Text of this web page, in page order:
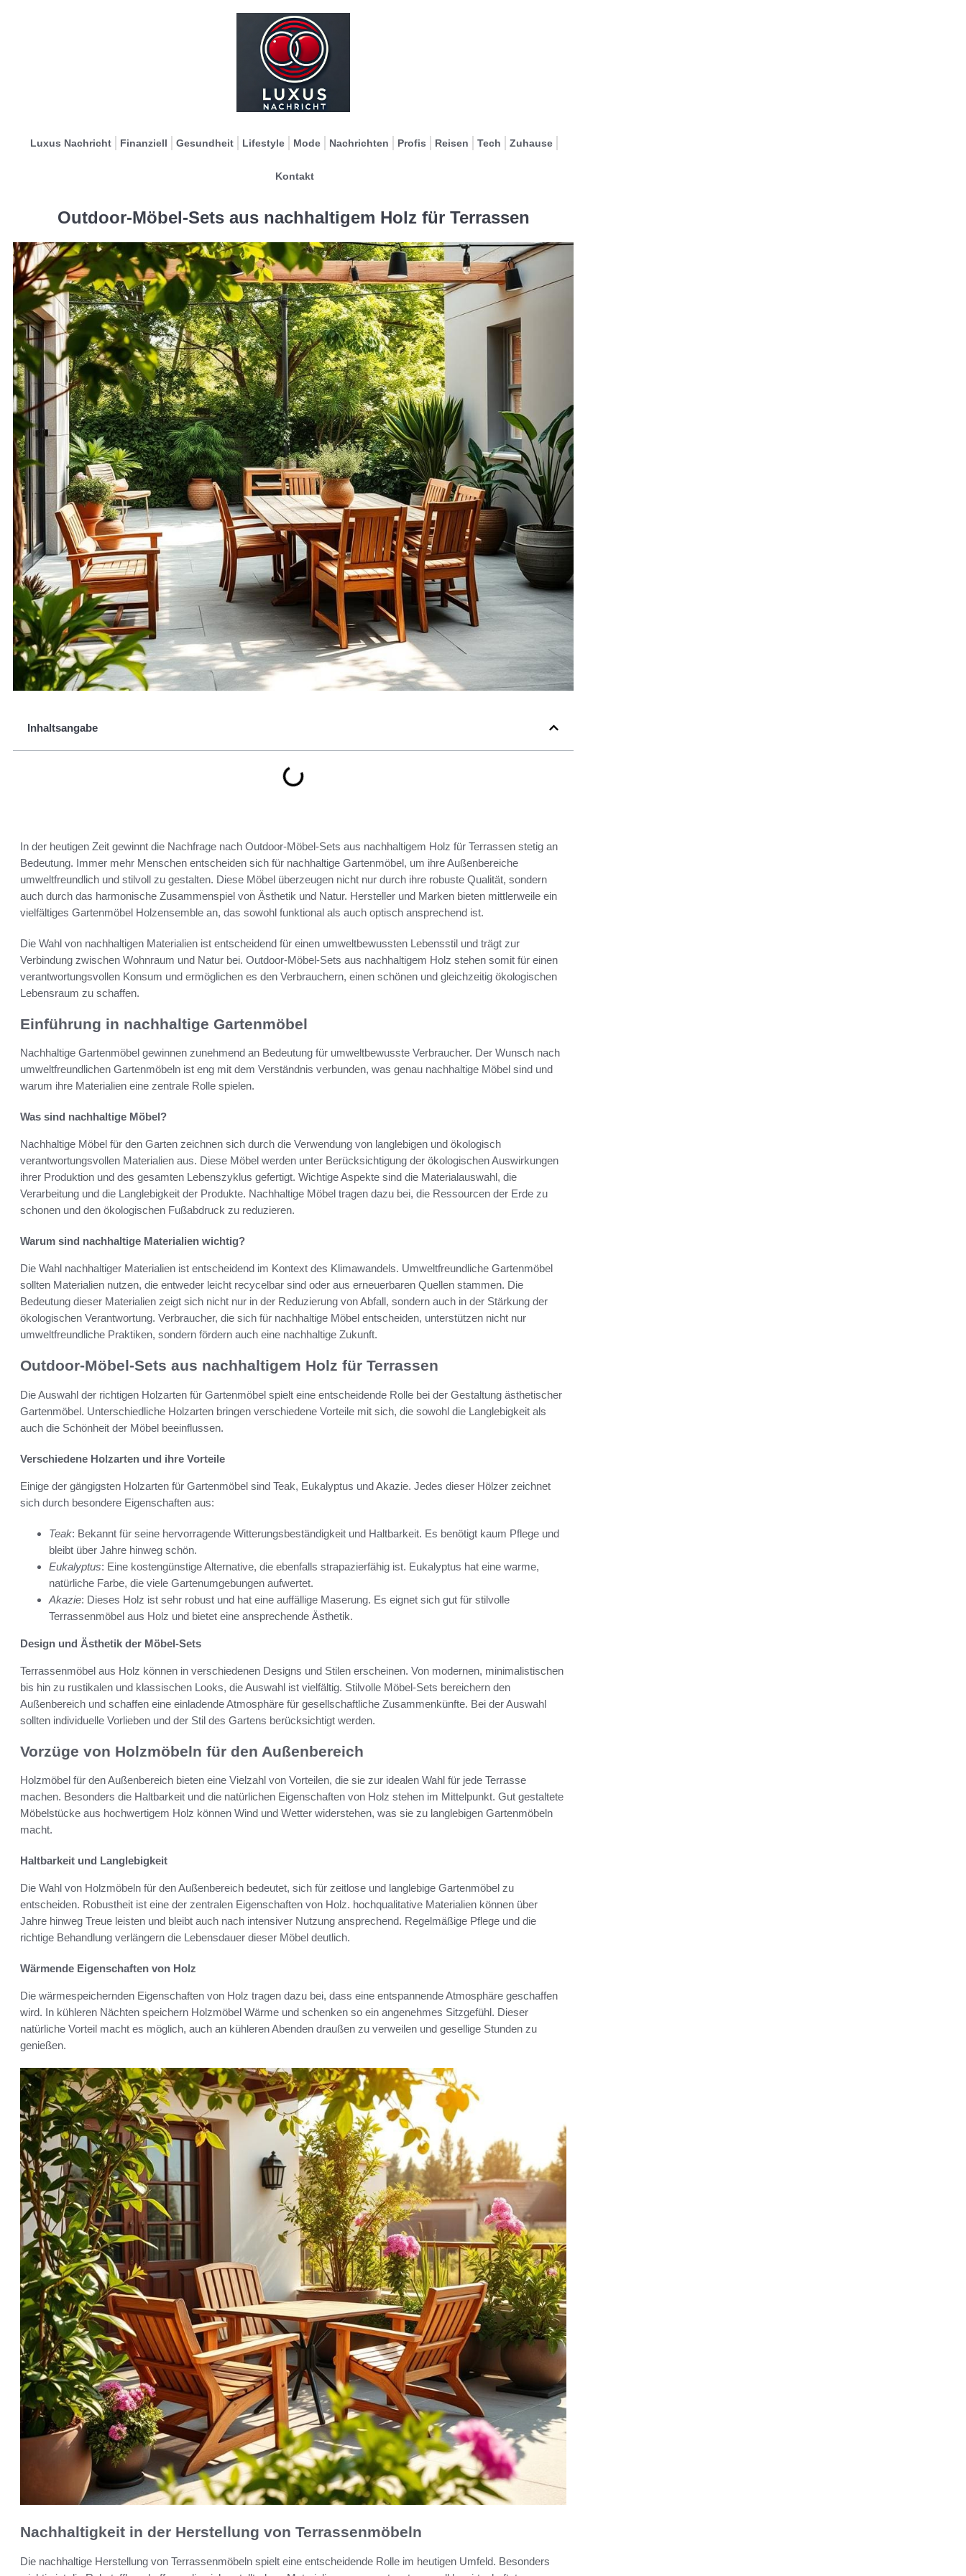
Luxus Nachricht Finanziell Gesundheit Lifestyle Mode Nachrichten Profis Reisen Tech Zuhause
Kontakt
Outdoor-Möbel-Sets aus nachhaltigem Holz für Terrassen
Inhaltsangabe
In der heutigen Zeit gewinnt die Nachfrage nach Outdoor-Möbel-Sets aus nachhaltigem Holz für Terrassen stetig an
Bedeutung. Immer mehr Menschen entscheiden sich für nachhaltige Gartenmöbel, um ihre Außenbereiche
umweltfreundlich und stilvoll zu gestalten. Diese Möbel überzeugen nicht nur durch ihre robuste Qualität, sondern
auch durch das harmonische Zusammenspiel von Ästhetik und Natur. Hersteller und Marken bieten mittlerweile ein
vielfältiges Gartenmöbel Holzensemble an, das sowohl funktional als auch optisch ansprechend ist.
Die Wahl von nachhaltigen Materialien ist entscheidend für einen umweltbewussten Lebensstil und trägt zur
Verbindung zwischen Wohnraum und Natur bei. Outdoor-Möbel-Sets aus nachhaltigem Holz stehen somit für einen
verantwortungsvollen Konsum und ermöglichen es den Verbrauchern, einen schönen und gleichzeitig ökologischen
Lebensraum zu schaffen.
Einführung in nachhaltige Gartenmöbel
Nachhaltige Gartenmöbel gewinnen zunehmend an Bedeutung für umweltbewusste Verbraucher. Der Wunsch nach
umweltfreundlichen Gartenmöbeln ist eng mit dem Verständnis verbunden, was genau nachhaltige Möbel sind und
warum ihre Materialien eine zentrale Rolle spielen.
Was sind nachhaltige Möbel?
Nachhaltige Möbel für den Garten zeichnen sich durch die Verwendung von langlebigen und ökologisch
verantwortungsvollen Materialien aus. Diese Möbel werden unter Berücksichtigung der ökologischen Auswirkungen
ihrer Produktion und des gesamten Lebenszyklus gefertigt. Wichtige Aspekte sind die Materialauswahl, die
Verarbeitung und die Langlebigkeit der Produkte. Nachhaltige Möbel tragen dazu bei, die Ressourcen der Erde zu
schonen und den ökologischen Fußabdruck zu reduzieren.
Warum sind nachhaltige Materialien wichtig?
Die Wahl nachhaltiger Materialien ist entscheidend im Kontext des Klimawandels. Umweltfreundliche Gartenmöbel
sollten Materialien nutzen, die entweder leicht recycelbar sind oder aus erneuerbaren Quellen stammen. Die
Bedeutung dieser Materialien zeigt sich nicht nur in der Reduzierung von Abfall, sondern auch in der Stärkung der
ökologischen Verantwortung. Verbraucher, die sich für nachhaltige Möbel entscheiden, unterstützen nicht nur
umweltfreundliche Praktiken, sondern fördern auch eine nachhaltige Zukunft.
Outdoor-Möbel-Sets aus nachhaltigem Holz für Terrassen
Die Auswahl der richtigen Holzarten für Gartenmöbel spielt eine entscheidende Rolle bei der Gestaltung ästhetischer
Gartenmöbel. Unterschiedliche Holzarten bringen verschiedene Vorteile mit sich, die sowohl die Langlebigkeit als
auch die Schönheit der Möbel beeinflussen.
Verschiedene Holzarten und ihre Vorteile
Einige der gängigsten Holzarten für Gartenmöbel sind Teak, Eukalyptus und Akazie. Jedes dieser Hölzer zeichnet
sich durch besondere Eigenschaften aus:
Teak: Bekannt für seine hervorragende Witterungsbeständigkeit und Haltbarkeit. Es benötigt kaum Pflege und
bleibt über Jahre hinweg schön.
Eukalyptus: Eine kostengünstige Alternative, die ebenfalls strapazierfähig ist. Eukalyptus hat eine warme,
natürliche Farbe, die viele Gartenumgebungen aufwertet.
Akazie: Dieses Holz ist sehr robust und hat eine auffällige Maserung. Es eignet sich gut für stilvolle
Terrassenmöbel aus Holz und bietet eine ansprechende Ästhetik.
Design und Ästhetik der Möbel-Sets
Terrassenmöbel aus Holz können in verschiedenen Designs und Stilen erscheinen. Von modernen, minimalistischen
bis hin zu rustikalen und klassischen Looks, die Auswahl ist vielfältig. Stilvolle Möbel-Sets bereichern den
Außenbereich und schaffen eine einladende Atmosphäre für gesellschaftliche Zusammenkünfte. Bei der Auswahl
sollten individuelle Vorlieben und der Stil des Gartens berücksichtigt werden.
Vorzüge von Holzmöbeln für den Außenbereich
Holzmöbel für den Außenbereich bieten eine Vielzahl von Vorteilen, die sie zur idealen Wahl für jede Terrasse
machen. Besonders die Haltbarkeit und die natürlichen Eigenschaften von Holz stehen im Mittelpunkt. Gut gestaltete
Möbelstücke aus hochwertigem Holz können Wind und Wetter widerstehen, was sie zu langlebigen Gartenmöbeln
macht.
Haltbarkeit und Langlebigkeit
Die Wahl von Holzmöbeln für den Außenbereich bedeutet, sich für zeitlose und langlebige Gartenmöbel zu
entscheiden. Robustheit ist eine der zentralen Eigenschaften von Holz. hochqualitative Materialien können über
Jahre hinweg Treue leisten und bleibt auch nach intensiver Nutzung ansprechend. Regelmäßige Pflege und die
richtige Behandlung verlängern die Lebensdauer dieser Möbel deutlich.
Wärmende Eigenschaften von Holz
Die wärmespeichernden Eigenschaften von Holz tragen dazu bei, dass eine entspannende Atmosphäre geschaffen
wird. In kühleren Nächten speichern Holzmöbel Wärme und schenken so ein angenehmes Sitzgefühl. Dieser
natürliche Vorteil macht es möglich, auch an kühleren Abenden draußen zu verweilen und gesellige Stunden zu
genießen.
Nachhaltigkeit in der Herstellung von Terrassenmöbeln
Die nachhaltige Herstellung von Terrassenmöbeln spielt eine entscheidende Rolle im heutigen Umfeld. Besonders